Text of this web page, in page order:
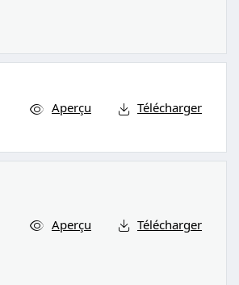
Aperçu Télécharger
Aperçu Télécharger